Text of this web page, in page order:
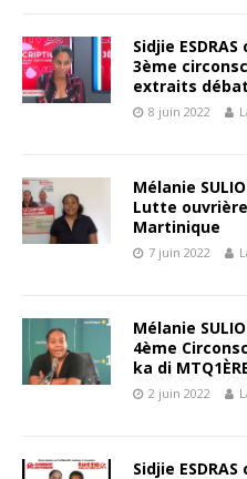
Sidjie
3ème
extraits débat
8 juin 2022
Mélanie
Lutte
Martinique
7 juin 2022
Mélanie
4ème
ka di
2 juin 2022
Sidjie